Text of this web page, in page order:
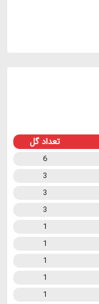
تعداد گل
6
3
3
3
1
1
1
1
1